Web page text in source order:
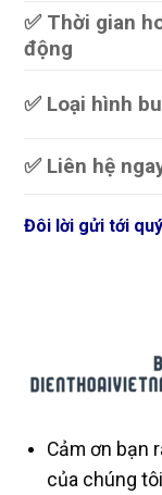
✅ Thời gian
động
✅ Loại hình
✅ Liên hệ
Đôi lời gửi tới
Cảm ơn bạn
của chúng